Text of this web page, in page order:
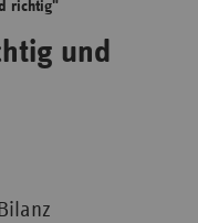
richtig"
und